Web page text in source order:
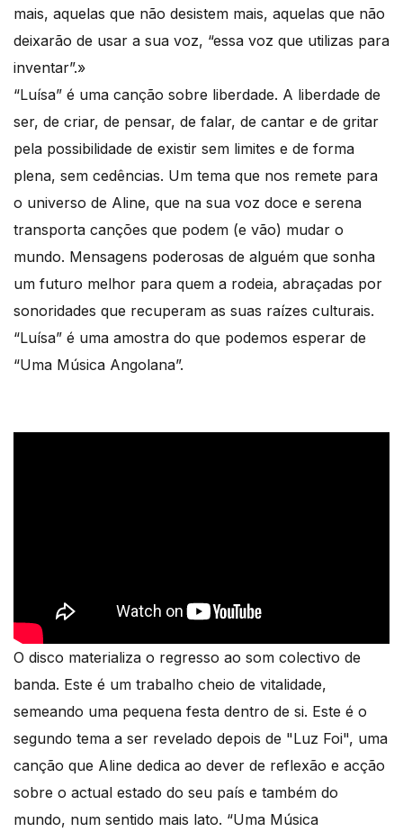
mais, aquelas que não desistem mais, aquelas que não
deixarão de usar a sua voz, “essa voz que utilizas para
inventar”.»
“Luísa” é uma canção sobre liberdade. A liberdade de
ser, de criar, de pensar, de falar, de cantar e de gritar
pela possibilidade de existir sem limites e de forma
plena, sem cedências. Um tema que nos remete para
o universo de Aline, que na sua voz doce e serena
transporta canções que podem (e vão) mudar o
mundo. Mensagens poderosas de alguém que sonha
um futuro melhor para quem a rodeia, abraçadas por
sonoridades que recuperam as suas raízes culturais.
“Luísa” é uma amostra do que podemos esperar de
“Uma Música Angolana”.
O disco materializa o regresso ao som colectivo de
banda. Este é um trabalho cheio de vitalidade,
semeando uma pequena festa dentro de si. Este é o
segundo tema a ser revelado depois de "Luz Foi", uma
canção que Aline dedica ao dever de reflexão e acção
sobre o actual estado do seu país e também do
mundo, num sentido mais lato. “Uma Música